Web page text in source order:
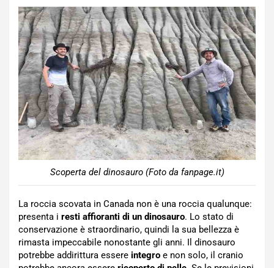
Scoperta del dinosauro (Foto da fanpage.it)
La roccia scovata in Canada non è una roccia qualunque:
presenta i resti affioranti di un dinosauro. Lo stato di
conservazione è straordinario, quindi la sua bellezza è
rimasta impeccabile nonostante gli anni. Il dinosauro
potrebbe addirittura essere integro e non solo, il cranio